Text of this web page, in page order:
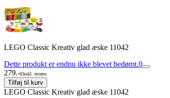
LEGO Classic Kreativ glad æske 11042
Dette produkt er endnu ikke blevet bedømt.0
279.-Ekskl. moms
Tilføj til kurv
LEGO Classic Kreativ glad æske 11042